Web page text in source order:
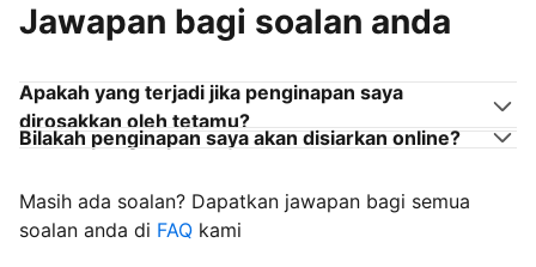
Jawapan bagi soalan anda
Apakah yang terjadi jika penginapan saya
dirosakkan oleh tetamu?
Bilakah penginapan saya akan disiarkan online?
Masih ada soalan? Dapatkan jawapan bagi semua
soalan anda di FAQ kami